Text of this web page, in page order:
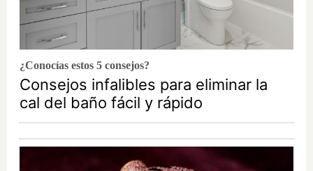
¿Conocías estos 5 consejos?
Consejos infalibles para eliminar la
cal del baño fácil y rápido